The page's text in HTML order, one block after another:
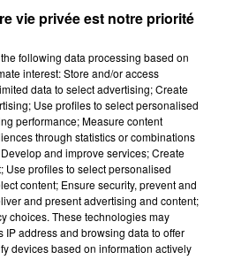
de Cosplay ! Rendez-vous dès
au hall des expositions de
Les Scènes de Saint-
Jusqu’à dimanche, une soirée
celtique, un tremplin avec de
à destination des enfants sont
culturel de Saint-Doulchard.
a lieu ce dimanche. Jeux pour
et bien sûr… un défilé
vie privée est notre priorité
following data processing based on
interest: Store and/or access
data to select advertising; Create
Use profiles to select personalised
performance; Measure content
through statistics or combinations
and improve services; Create
Use profiles to select personalised
content; Ensure security, prevent and
and present advertising and content;
choices. These technologies may
address and browsing data to offer
devices based on information actively